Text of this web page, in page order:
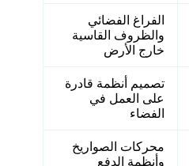
الفراغ الفضائي
والظروف القاسية
خارج الأرض
تصميم أنظمة قادرة
على العمل في
الفضاء
محركات الصواريخ
وأنظمة الدفع